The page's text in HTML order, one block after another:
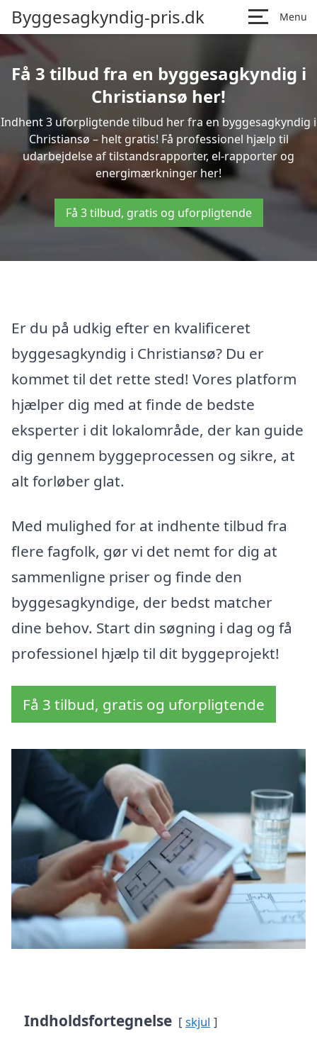
Byggesagkyndig-pris.dk Menu
Få 3 tilbud fra en byggesagkyndig i
Christiansø her!
Indhent 3 uforpligtende tilbud her fra en byggesagkyndig i
Christiansø – helt gratis! Få professionel hjælp til
udarbejdelse af tilstandsrapporter, el-rapporter og
energimærkninger her!
Få 3 tilbud, gratis og uforpligtende
Er du på udkig efter en kvalificeret
byggesagkyndig i Christiansø? Du er
kommet til det rette sted! Vores platform
hjælper dig med at finde de bedste
eksperter i dit lokalområde, der kan guide
dig gennem byggeprocessen og sikre, at
alt forløber glat.
Med mulighed for at indhente tilbud fra
flere fagfolk, gør vi det nemt for dig at
sammenligne priser og finde den
byggesagkyndige, der bedst matcher
dine behov. Start din søgning i dag og få
professionel hjælp til dit byggeprojekt!
Få 3 tilbud, gratis og uforpligtende
Indholdsfortegnelse skjul